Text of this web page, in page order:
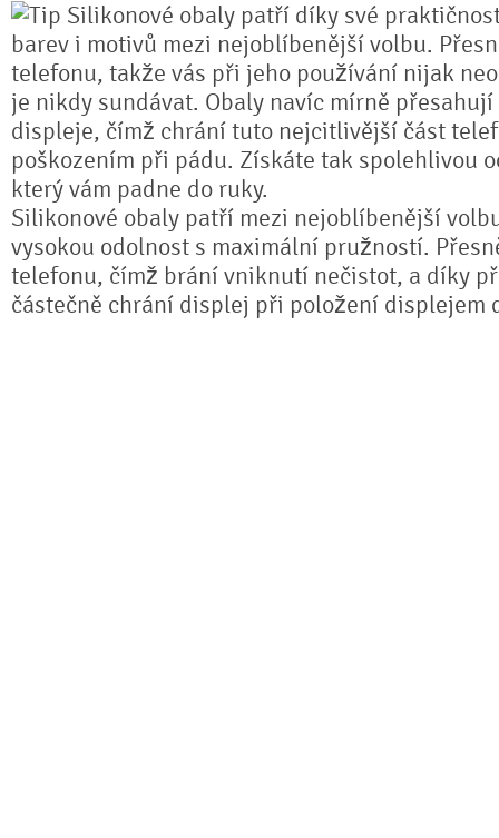
Silikonové obaly patří díky své
barev i motivů mezi nejoblíbenější volbu.
telefonu, takže vás při jeho používání nijak
je nikdy sundávat. Obaly navíc mírně
displeje, čímž chrání tuto nejcitlivější část
poškozením při pádu. Získáte tak spolehlivou
který vám padne do ruky.
Silikonové obaly patří mezi nejoblíbenější
vysokou odolnost s maximální pružností.
telefonu, čímž brání vniknutí nečistot, a díky
částečně chrání displej při položení displejem